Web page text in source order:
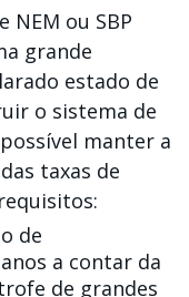
NEM ou SBP
grande
estado de
o sistema de
manter a
taxas de
de
a contar da
de grandes